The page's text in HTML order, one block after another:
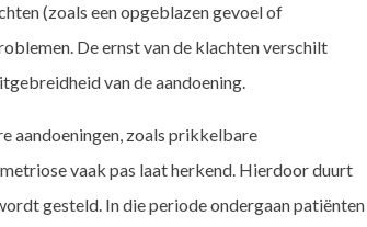
(zoals een opgeblazen gevoel of
De ernst van de klachten verschilt
van de aandoening.
aandoeningen, zoals prikkelbare
vaak pas laat herkend. Hierdoor duurt
gesteld. In die periode ondergaan patiënten